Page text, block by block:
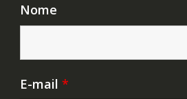
Nome
E-mail *